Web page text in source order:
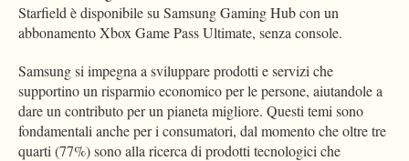
Starfield è disponibile su Samsung Gaming Hub con un
abbonamento Xbox Game Pass Ultimate, senza console.
Samsung si impegna a sviluppare prodotti e servizi che
supportino un risparmio economico per le persone, aiutandole a
dare un contributo per un pianeta migliore. Questi temi sono
fondamentali anche per i consumatori, dal momento che oltre tre
quarti (77%) sono alla ricerca di prodotti tecnologici che